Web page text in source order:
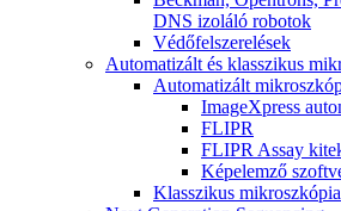
DNS izoláló robotok
Védőfelszerelések
Automatizált és klasszikus
Automatizált
ImageXpress
FLIPR
FLIPR Assay
Képelemző
Klasszikus mikroszkópia